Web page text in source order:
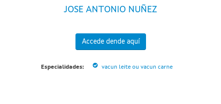
JOSE ANTONIO NUÑEZ
Accede dende aquí
Especialidades: vacun leite ou vacun carne